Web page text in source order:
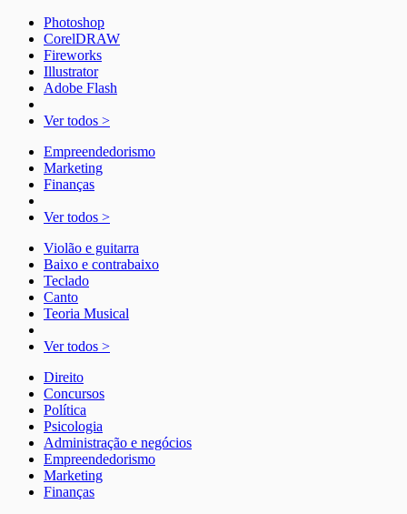
Photoshop
CorelDRAW
Fireworks
Illustrator
Adobe Flash
Ver todos >
Empreendedorismo
Marketing
Finanças
Ver todos >
Violão e guitarra
Baixo e contrabaixo
Teclado
Canto
Teoria Musical
Ver todos >
Direito
Concursos
Política
Psicologia
Administração e negócios
Empreendedorismo
Marketing
Finanças